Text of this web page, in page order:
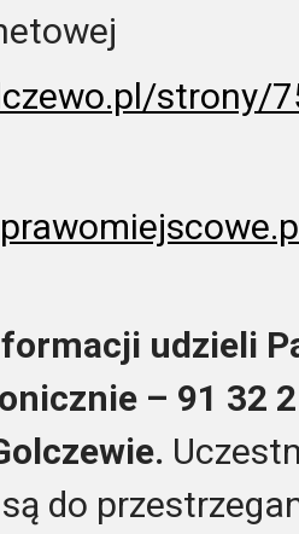
strony/
udzieli
– 91 32
do